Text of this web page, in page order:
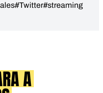
#Twitter#streaming